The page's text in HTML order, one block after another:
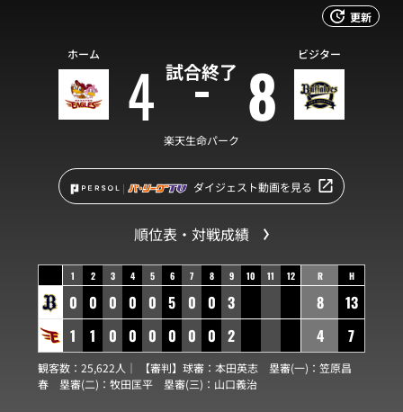
更新
試合終了
ホーム 4 8 ビジター
楽天生命パーク
ダイジェスト動画を見る
順位表・対戦成績
1 2 3 4 5 6 7 8 9 10 11 12
0 0 0 0 0 5 0 0 3
1
1 0 0 0 0 0 0 2
R H
8
13
4
7
観客数：25,622人｜ 【審判】球審： 本田英志 塁審(一)： 笠原昌
春 塁審(二)： 牧田匡平 塁審(三)： 山口義治